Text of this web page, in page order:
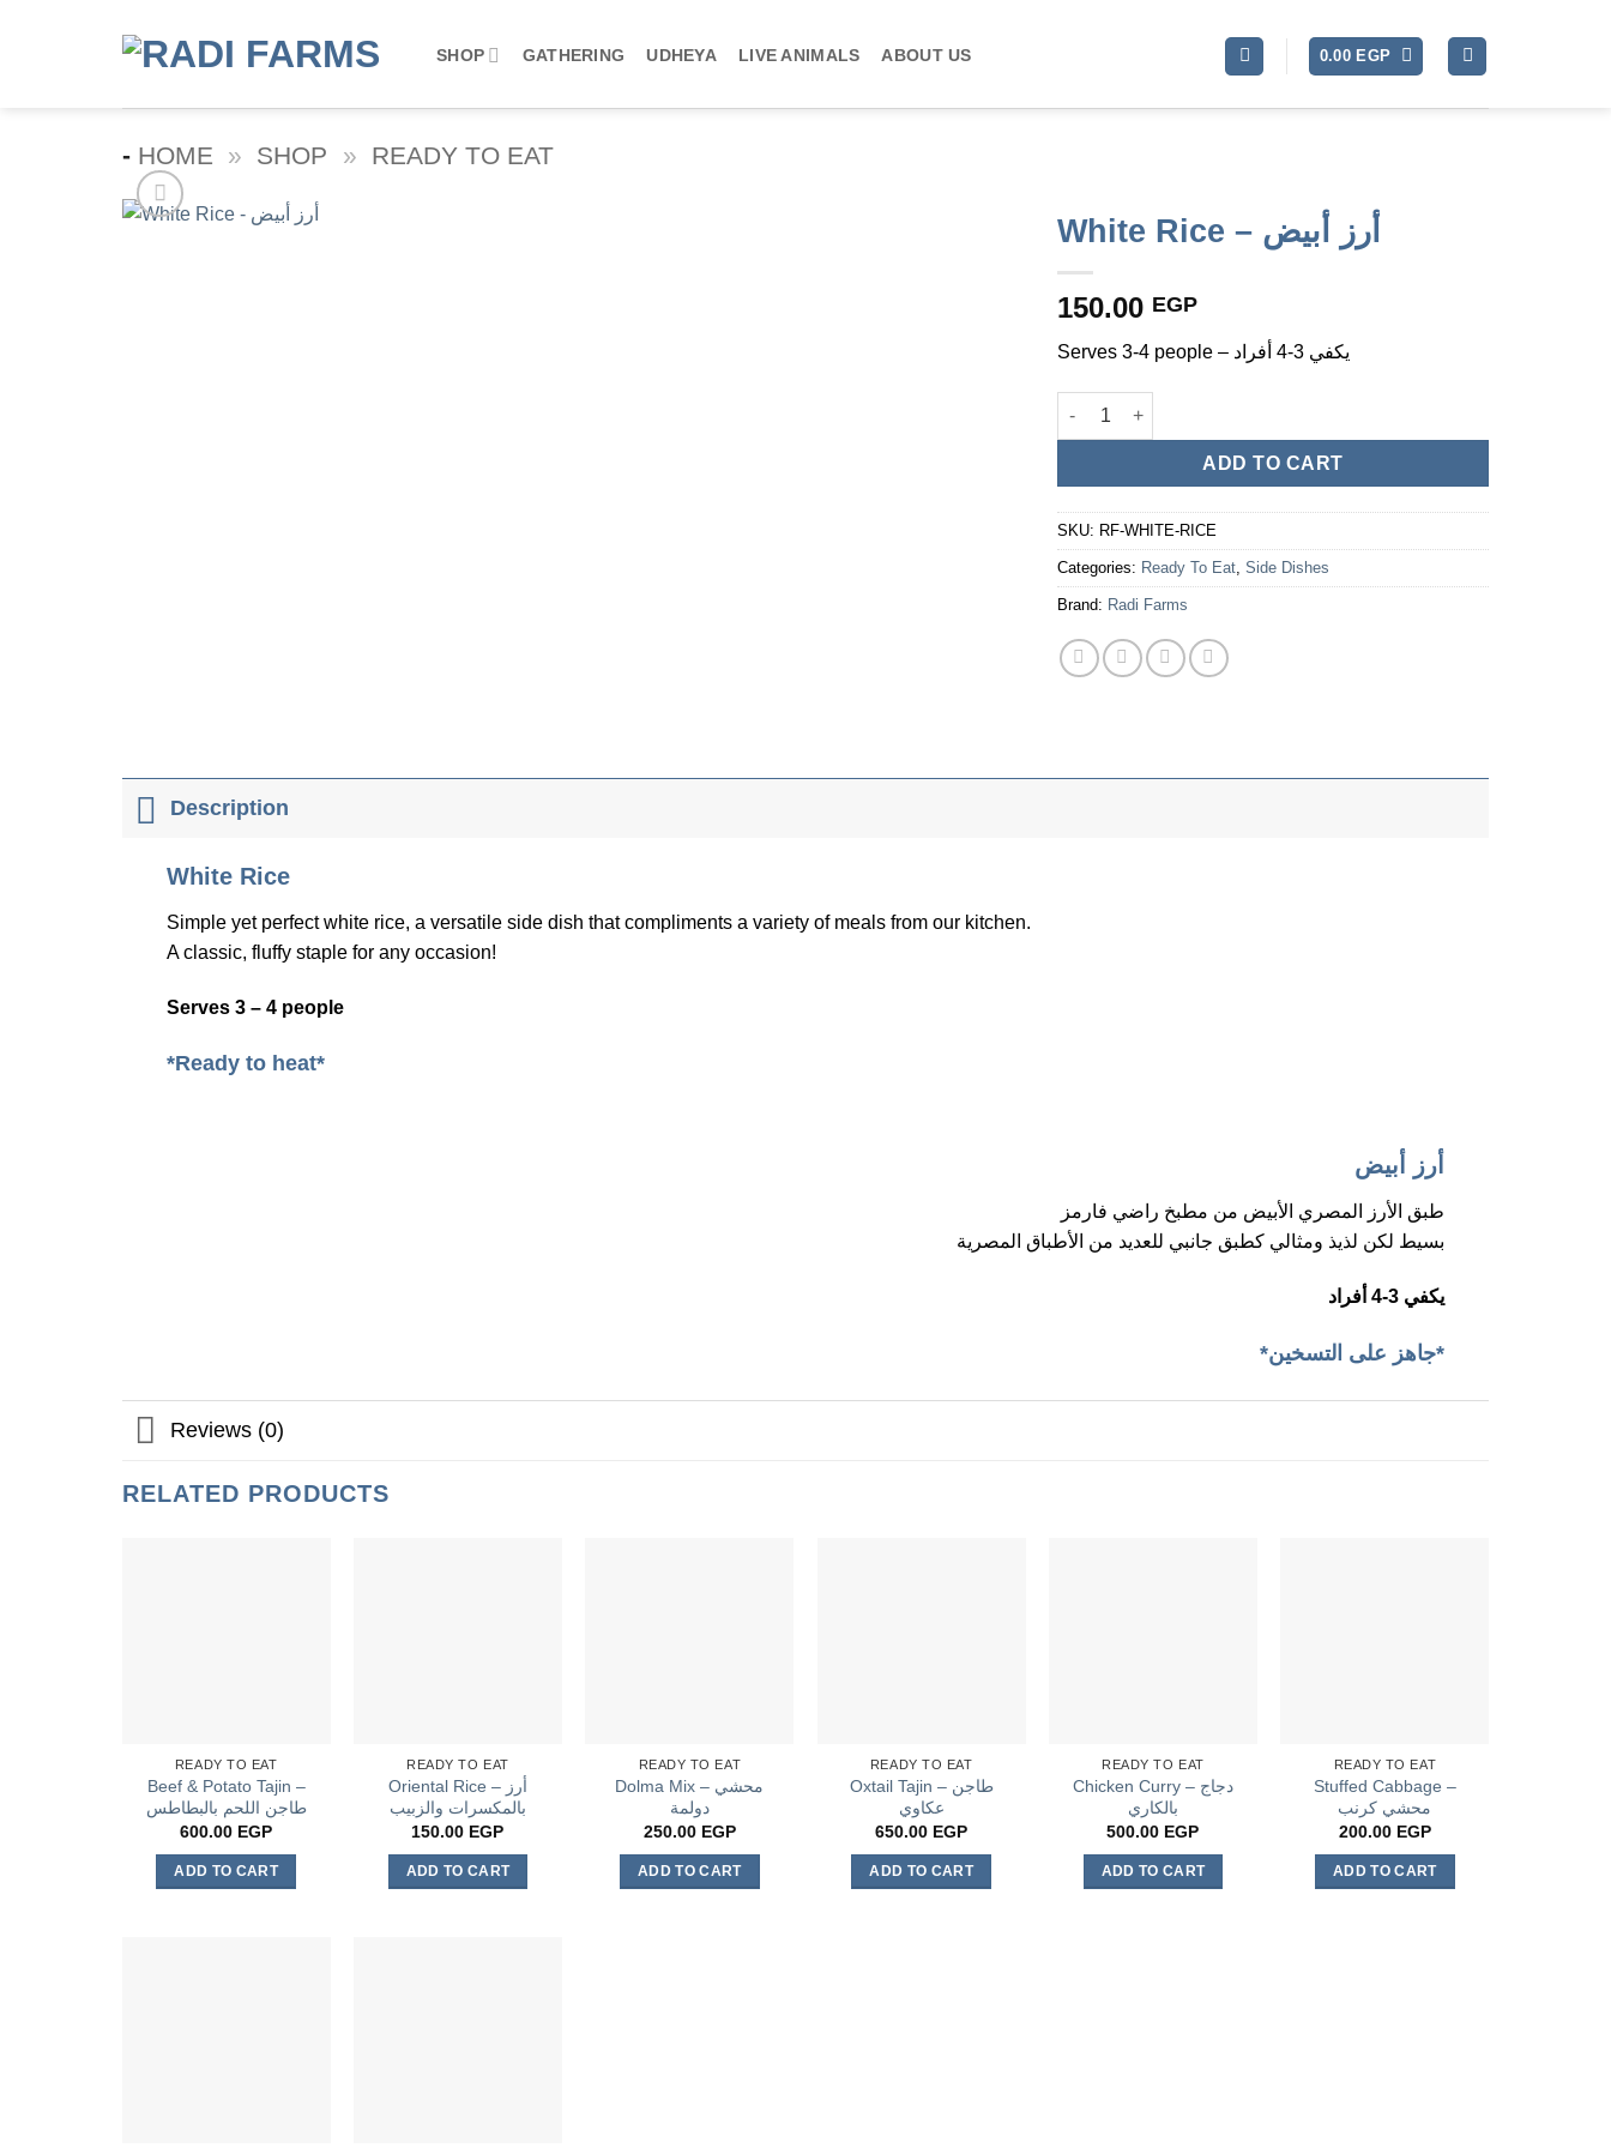
SHOP GATHERING UDHEYA LIVE ANIMALS ABOUT US 0.00 EGP
- HOME » SHOP » READY TO EAT
White Rice – أرز أبيض
150.00 EGP
Serves 3-4 people – يكفي 3-4 أفراد
ADD TO CART
SKU: RF-WHITE-RICE
Categories: Ready To Eat Side Dishes
Brand: Radi Farms
Description
White Rice
Simple yet perfect white rice, a versatile side dish that compliments a variety of meals from our kitchen.
A classic, fluffy staple for any occasion!
Serves 3 – 4 people
*Ready to heat*
أرز أبيض
طبق الأرز المصري الأبيض من مطبخ راضي فارمز
بسيط لكن لذيذ ومثالي كطبق جانبي للعديد من الأطباق المصرية
يكفي 3-4 أفراد
*جاهز على التسخين*
Reviews (0)
RELATED PRODUCTS
READY TO EAT
Beef & Potato Tajin –
طاجن اللحم بالبطاطس
600.00 EGP
ADD TO CART
READY TO EAT
Oriental Rice – أرز
بالمكسرات والزبيب
150.00 EGP
ADD TO CART
READY TO EAT
Dolma Mix – محشي
دولمة
250.00 EGP
ADD TO CART
READY TO EAT
Oxtail Tajin – طاجن
عكاوي
650.00 EGP
ADD TO CART
READY TO EAT
Chicken Curry – دجاج
بالكاري
500.00 EGP
ADD TO CART
READY TO EAT
Stuffed Cabbage –
محشي كرنب
200.00 EGP
ADD TO CART